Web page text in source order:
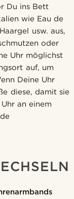
Du ins Bett
wie Eau de
usw. aus,
oder
Uhr möglichst
auf, um
Deine Uhr
diese, damit sie
an einem